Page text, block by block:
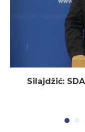
Silajdžić: